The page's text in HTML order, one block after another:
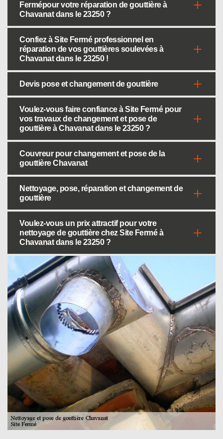
Fermépour votre réparation de gouttière à
Chavanat dans le 23250 ?
Confiez à Site Fermé professionnel en
réparation de vos gouttières soulevées à
Chavanat dans le 23250 !
Devis pose et changement de gouttière
Voulez-vous faire confiance à Site Fermé pour
vos travaux de changement et pose de
gouttière à Chavanat dans le 23250 ?
Couvreur pour changement et pose de la
gouttière Chavanat
Nettoyage, pose, réparation et changement de
gouttière
Voulez-vous un prix attractif pour votre
nettoyage de gouttière chez Site Fermé à
Chavanat dans le 23250 ?